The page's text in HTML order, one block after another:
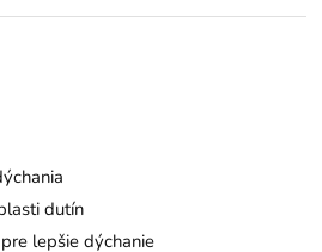
dutín
lepšie dýchanie